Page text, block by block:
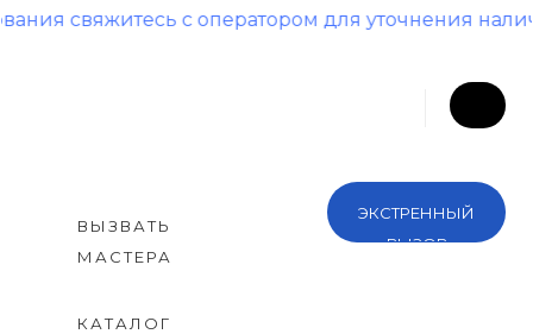
с оператором для уточнения наличия и
ВЫЗВАТЬ
МАСТЕРА
КАТАЛОГ
ЭКСТРЕННЫЙ
ВЫЗОВ